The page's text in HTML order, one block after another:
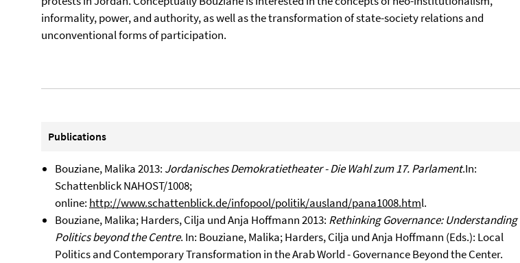
informality, power, and authority, as well as the transformation of state-society relations and
unconventional forms of participation.
Publications
Bouziane, Malika 2013: Jordanisches Demokratietheater - Die Wahl zum 17. Parlament.In:
Schattenblick NAHOST/1008;
online: http://www.schattenblick.de/infopool/politik/ausland/pana1008.html.
Bouziane, Malika; Harders, Cilja und Anja Hoffmann 2013: Rethinking Governance: Understanding
Politics beyond the Centre. In: Bouziane, Malika; Harders, Cilja und Anja Hoffmann (Eds.): Local
Politics and Contemporary Transformation in the Arab World - Governance Beyond the Center.